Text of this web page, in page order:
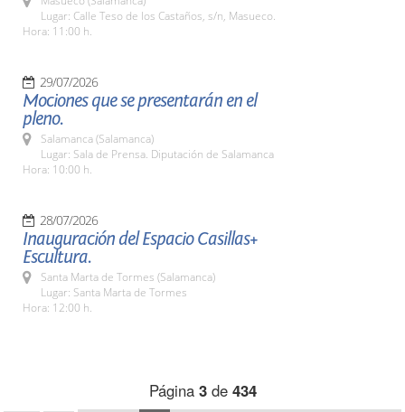
Lugar: Calle Teso de los Castaños, s/n, Masueco.
Hora: 11:00 h.
29/07/2026
Mociones que se presentarán en el
pleno.
Salamanca (Salamanca)
Lugar: Sala de Prensa. Diputación de Salamanca
Hora: 10:00 h.
28/07/2026
Inauguración del Espacio Casillas+
Escultura.
Santa Marta de Tormes (Salamanca)
Lugar: Santa Marta de Tormes
Hora: 12:00 h.
Página 3de 434